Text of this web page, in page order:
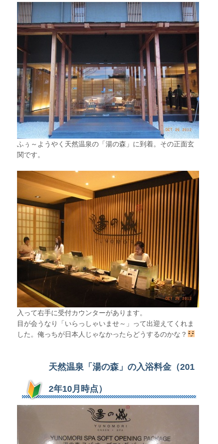
ふぅ～ようやく天然温泉の「湯の森」に到着。その正面玄
関です。
入って右手に受付カウンターがあります。
目が会うなり「いらっしゃいませ～」って出迎えてくれま
した。俺っちが日本人じゃなかったらどうするのかな？
天然温泉「湯の森」の入浴料金（201
2年10月時点）